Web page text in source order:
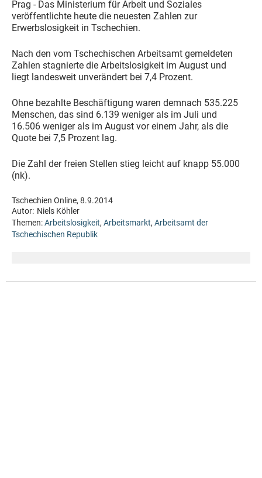
Prag - Das Ministerium für Arbeit und Soziales
veröffentlichte heute die neuesten Zahlen zur
Erwerbslosigkeit in Tschechien.
Nach den vom Tschechischen Arbeitsamt gemeldeten
Zahlen stagnierte die Arbeitslosigkeit im August und
liegt landesweit unverändert bei 7,4 Prozent.
Ohne bezahlte Beschäftigung waren demnach 535.225
Menschen, das sind 6.139 weniger als im Juli und
16.506 weniger als im August vor einem Jahr, als die
Quote bei 7,5 Prozent lag.
Die Zahl der freien Stellen stieg leicht auf knapp 55.000
(nk).
Tschechien Online, 8.9.2014
Autor: Niels Köhler
Themen:Arbeitslosigkeit, Arbeitsmarkt, Arbeitsamt der
Tschechischen Republik